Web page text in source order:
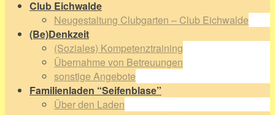
Club Eichwalde
Neugestaltung Clubgarten – Club Eichwalde
(Be)Denkzeit
(Soziales) Kompetenztraining
Übernahme von Betreuungen
sonstige Angebote
Familienladen “Seifenblase”
Über den Laden